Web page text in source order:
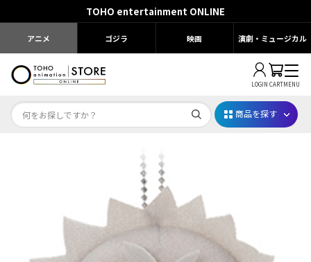
TOHO entertainment ONLINE
アニメ ゴジラ 映画 演劇・ミュージカル
LOGIN CARTMENU
Dr.STONE STONE FES.2026
じゅじゅフェス 2026
薬屋のひとりごと 夏の園遊会2026
商品を探す